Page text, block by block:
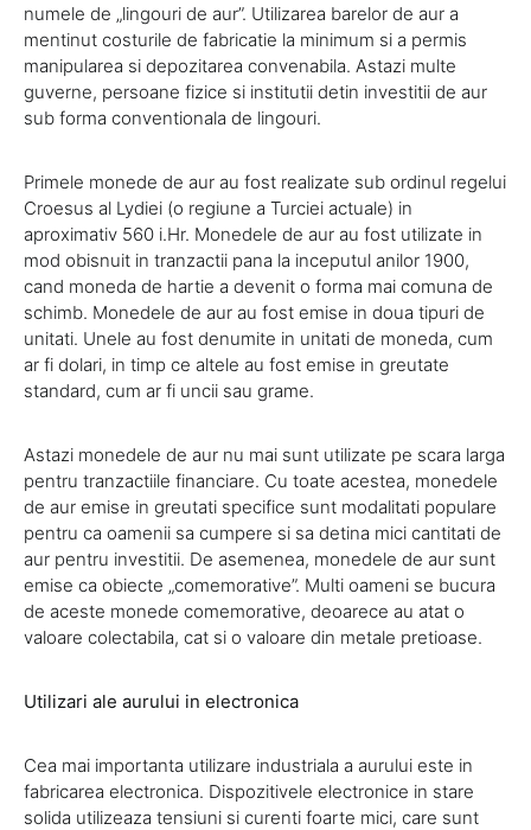
numele de „lingouri de aur”. Utilizarea barelor de aur a
mentinut costurile de fabricatie la minimum si a permis
manipularea si depozitarea convenabila. Astazi multe
guverne, persoane fizice si institutii detin investitii de aur
sub forma conventionala de lingouri.
Primele monede de aur au fost realizate sub ordinul regelui
Croesus al Lydiei (o regiune a Turciei actuale) in
aproximativ 560 i.Hr. Monedele de aur au fost utilizate in
mod obisnuit in tranzactii pana la inceputul anilor 1900,
cand moneda de hartie a devenit o forma mai comuna de
schimb. Monedele de aur au fost emise in doua tipuri de
unitati. Unele au fost denumite in unitati de moneda, cum
ar fi dolari, in timp ce altele au fost emise in greutate
standard, cum ar fi uncii sau grame.
Astazi monedele de aur nu mai sunt utilizate pe scara larga
pentru tranzactiile financiare. Cu toate acestea, monedele
de aur emise in greutati specifice sunt modalitati populare
pentru ca oamenii sa cumpere si sa detina mici cantitati de
aur pentru investitii. De asemenea, monedele de aur sunt
emise ca obiecte „comemorative”. Multi oameni se bucura
de aceste monede comemorative, deoarece au atat o
valoare colectabila, cat si o valoare din metale pretioase.
Utilizari ale aurului in electronica
Cea mai importanta utilizare industriala a aurului este in
fabricarea electronica. Dispozitivele electronice in stare
solida utilizeaza tensiuni si curenti foarte mici, care sunt